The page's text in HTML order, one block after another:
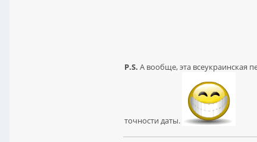
P.S. А вообще, эта всеукраинская
точности даты.